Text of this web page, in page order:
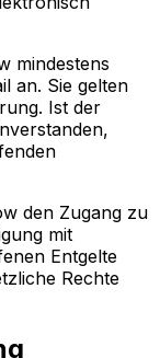
mindestens
an. Sie gelten
Ist der
den Zugang zu
mit
Entgelte
Rechte